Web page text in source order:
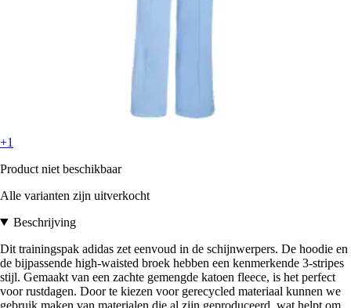
+1
Product niet beschikbaar
Alle varianten zijn uitverkocht
Beschrijving
Dit trainingspak adidas zet eenvoud in de schijnwerpers. De hoodie en
de bijpassende high-waisted broek hebben een kenmerkende 3-stripes
stijl. Gemaakt van een zachte gemengde katoen fleece, is het perfect
voor rustdagen. Door te kiezen voor gerecycled materiaal kunnen we
gebruik maken van materialen die al zijn geproduceerd, wat helpt om